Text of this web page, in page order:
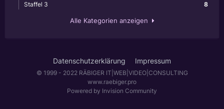
8
Staffel 3
Alle Kategorien anzeigen
Datenschutzerklärung Impressum
© 1999 - 2022 RÄBIGER IT|WEB|VIDEO|CONSULTING
www.raebiger.pro
Powered by Invision Community